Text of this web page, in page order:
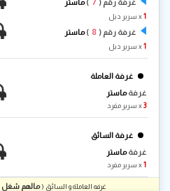
غرفة رقم ( 7
)ماستر
1
غرفة رقم ( 8
)ماستر
1
غرفة العاملة
غرفةماستر
3
غرفة السائق
غرفةماستر
1
غرفه العاملة و السائق (مالهم شغل